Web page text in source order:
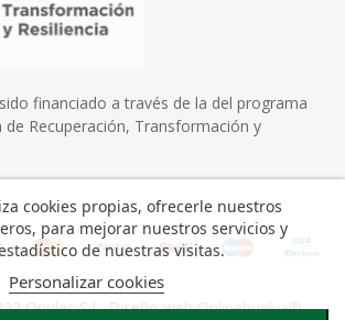
financiado a través de la del programa
de Recuperación, Transformación y
Onulec S.L. Diseño webOnlinehuelva®
cookies propias, ofrecerle nuestros
para mejorar nuestros servicios y
de nuestras visitas.
Personalizar cookies